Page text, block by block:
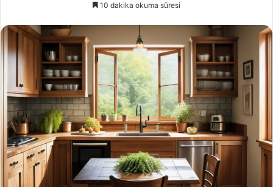
10 dakika okuma süresi